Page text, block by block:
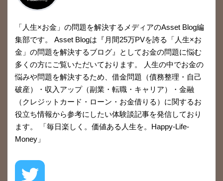
「人生×お金」の問題を解決するメディアのAsset Blog編
集部です。 Asset Blogは『月間25万PVを誇る「人生×お
金」の問題を解決するブログ』としてお金の問題に悩む
多くの方にご覧いただいております。 人生の中でお金の
悩みや問題を解決するため、借金問題（債務整理・自己
破産）・収入アップ（副業・転職・キャリア）・金融
（クレジットカード・ローン・お金借りる）に関するお
役立ち情報から参考にしたい体験談記事を発信しており
ます。 「毎日楽しく。価値ある人生を。Happy-Life-
Money」